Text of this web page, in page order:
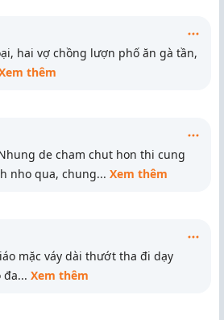
hai vợ chồng lượn phố ăn gà tần,
thêm
de cham chut hon thi cung
nho qua, chung... Xem thêm
mặc váy dài thướt tha đi dạy
đa... Xem thêm